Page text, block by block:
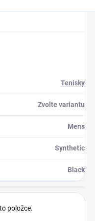
Tenisky
Zvolte variantu
Mens
Synthetic
Black
položce.